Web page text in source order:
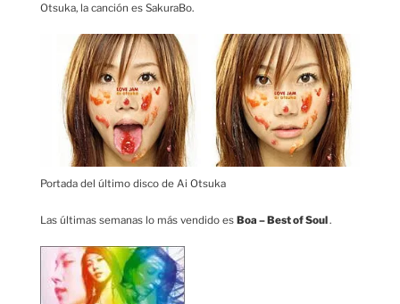
Otsuka, la canción es SakuraBo.
Portada del último disco de Ai Otsuka
Las últimas semanas lo más vendido es Boa – Best of Soul.